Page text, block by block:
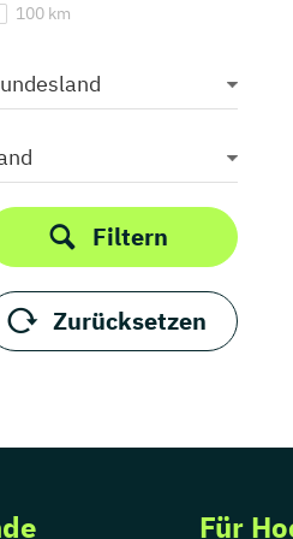
100 km
Filtern
Zurücksetzen
Für